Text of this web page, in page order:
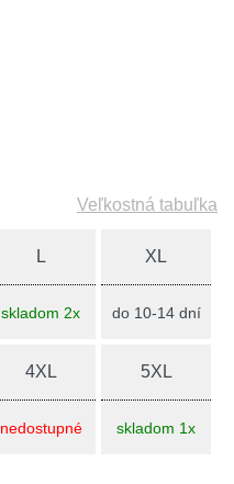
Veľkostná tabuľka
L
skladom 2x
XL
do 10-14 dní
4XL
nedostupné
5XL
skladom 1x